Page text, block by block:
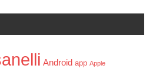
Android app Apple